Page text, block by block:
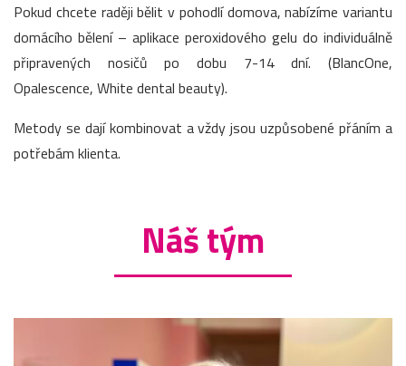
Pokud chcete raději bělit v pohodlí domova, nabízíme variantu
domácího bělení – aplikace peroxidového gelu do individuálně
připravených nosičů po dobu 7-14 dní. (BlancOne,
Opalescence, White dental beauty).
Metody se dají kombinovat a vždy jsou uzpůsobené přáním a
potřebám klienta.
Náš tým